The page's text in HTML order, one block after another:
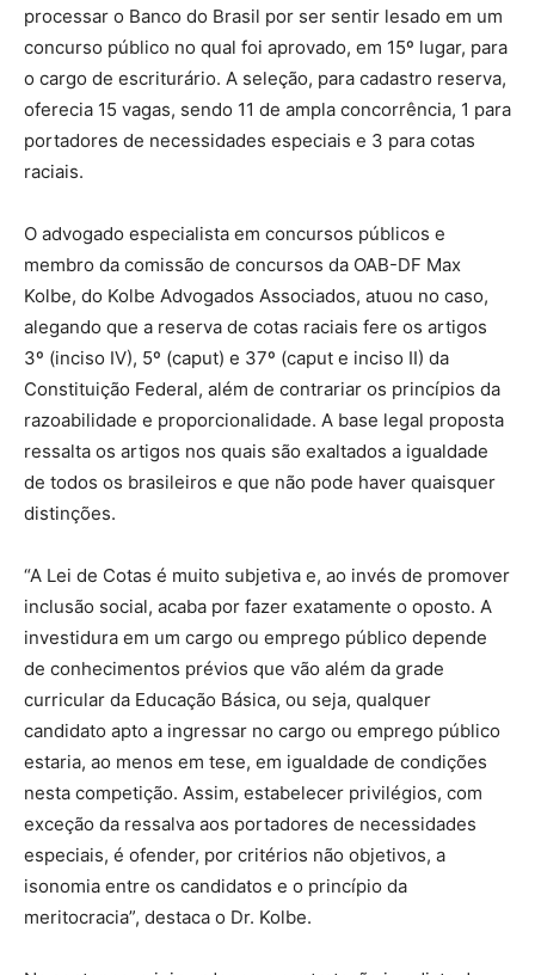
processar o Banco do Brasil por ser sentir lesado em um
concurso público no qual foi aprovado, em 15º lugar, para
o cargo de escriturário. A seleção, para cadastro reserva,
oferecia 15 vagas, sendo 11 de ampla concorrência, 1 para
portadores de necessidades especiais e 3 para cotas
raciais.
O advogado especialista em concursos públicos e
membro da comissão de concursos da OAB-DF Max
Kolbe, do Kolbe Advogados Associados, atuou no caso,
alegando que a reserva de cotas raciais fere os artigos
3º (inciso IV), 5º (caput) e 37º (caput e inciso II) da
Constituição Federal, além de contrariar os princípios da
razoabilidade e proporcionalidade. A base legal proposta
ressalta os artigos nos quais são exaltados a igualdade
de todos os brasileiros e que não pode haver quaisquer
distinções.
“A Lei de Cotas é muito subjetiva e, ao invés de promover
inclusão social, acaba por fazer exatamente o oposto. A
investidura em um cargo ou emprego público depende
de conhecimentos prévios que vão além da grade
curricular da Educação Básica, ou seja, qualquer
candidato apto a ingressar no cargo ou emprego público
estaria, ao menos em tese, em igualdade de condições
nesta competição. Assim, estabelecer privilégios, com
exceção da ressalva aos portadores de necessidades
especiais, é ofender, por critérios não objetivos, a
isonomia entre os candidatos e o princípio da
meritocracia”, destaca o Dr. Kolbe.